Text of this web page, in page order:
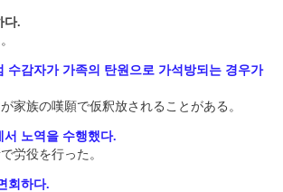
다.
수감자가 가족의 탄원으로 가석방되는 경우가
家族の嘆願で仮釈放されることがある。
서 노역을 수행했다.
労役を行った。
회하다.